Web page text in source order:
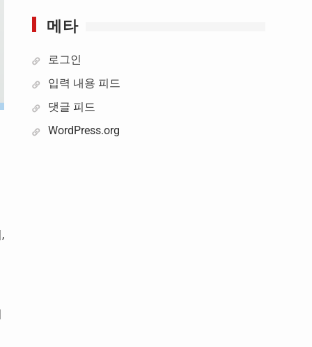
메타
로그인
입력 내용 피드
댓글 피드
WordPress.org